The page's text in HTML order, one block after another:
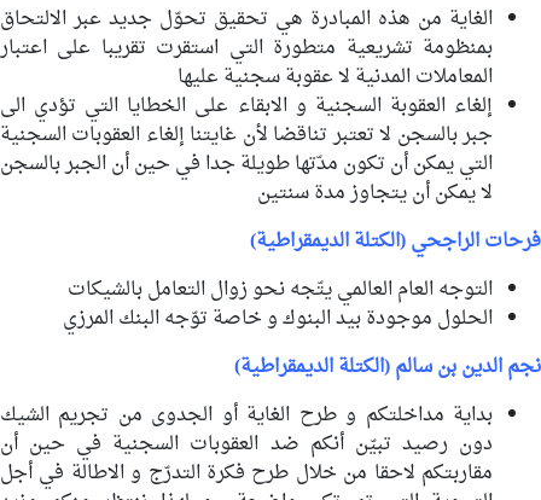
الغاية من هذه المبادرة هي تحقيق تحوّل جديد عبر الالتحاق
بمنظومة تشريعية متطورة التي استقرت تقريبا على اعتبار
المعاملات المدنية لا عقوبة سجنية عليها
إلغاء العقوبة السجنية و الابقاء على الخطايا التي تؤدي الى
جبر بالسجن لا تعتبر تناقضا لأن غايتنا إلغاء العقوبات السجنية
التي يمكن أن تكون مدّتها طويلة جدا في حين أن الجبر بالسجن
لا يمكن أن يتجاوز مدة سنتين
فرحات الراجحي (الكتلة الديمقراطية)
التوجه العام العالمي يتّجه نحو زوال التعامل بالشيكات
الحلول موجودة بيد البنوك و خاصة توّجه البنك المرزي
نجم الدين بن سالم (الكتلة الديمقراطية)
بداية مداخلتكم و طرح الغاية أو الجدوى من تجريم الشيك
دون رصيد تبيّن أنكم ضد العقوبات السجنية في حين أن
مقاربتكم لاحقا من خلال طرح فكرة التدرّج و الاطالة في أجل